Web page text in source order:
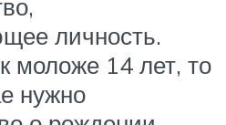
личность.
моложе 14 лет, то
нужно